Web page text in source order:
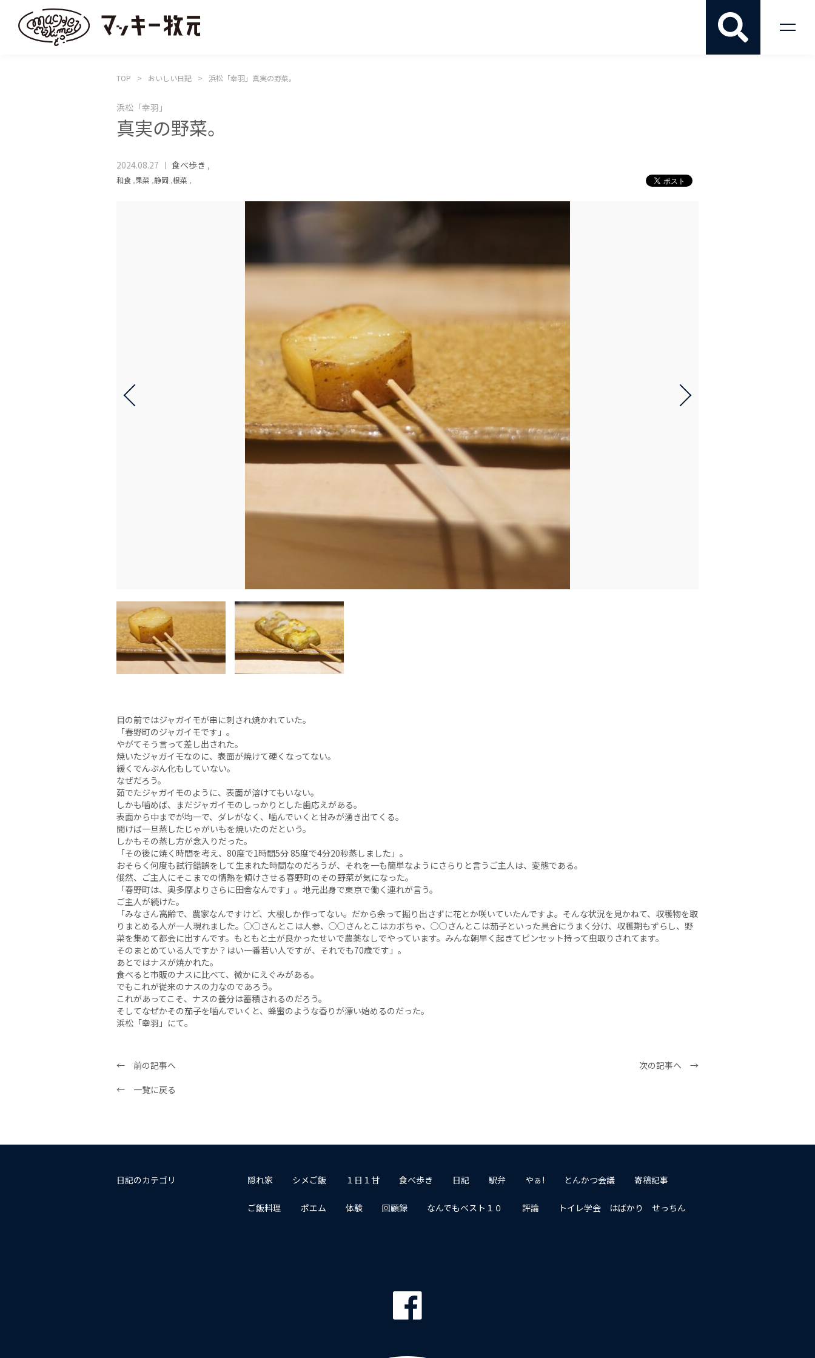
TOP おいしい日記 浜松「幸羽」真実の野菜。
浜松「幸羽」
真実の野菜。
2024.08.27 食べ歩き ,
和食 ,果菜 ,静岡 ,根菜 ,
目の前ではジャガイモが串に刺され焼かれていた。
「春野町のジャガイモです」。
やがてそう言って差し出された。
焼いたジャガイモなのに、表面が焼けて硬くなってない。
緩くでんぷん化もしていない。
なぜだろう。
茹でたジャガイモのように、表面が溶けてもいない。
しかも噛めば、まだジャガイモのしっかりとした歯応えがある。
表面から中までが均一で、ダレがなく、噛んでいくと甘みが湧き出てくる。
聞けば一旦蒸したじゃがいもを焼いたのだという。
しかもその蒸し方が念入りだった。
「その後に焼く時間を考え、80度で1時間5分 85度で4分20秒蒸しました」。
おそらく何度も試行錯誤をして生まれた時間なのだろうが、それを一も簡単なようにさらりと言うご主人は、変態である。
俄然、ご主人にそこまでの情熱を傾けさせる春野町のその野菜が気になった。
「春野町は、奥多摩よりさらに田舎なんです」。地元出身で東京で働く連れが言う。
ご主人が続けた。
「みなさん高齢で、農家なんですけど、大根しか作ってない。だから余って掘り出さずに花とか咲いていたんですよ。そんな状況を見かねて、収穫物を取
りまとめる人が一人現れました。○○さんとこは人参、○○さんとこはカボちゃ、○○さんとこは茄子といった具合にうまく分け、収穫期もずらし、野
菜を集めて都会に出すんです。もともと土が良かったせいで農薬なしでやっています。みんな朝早く起きてピンセット持って虫取りされてます。
そのまとめている人ですか？はい一番若い人ですが、それでも70歳です」。
あとではナスが焼かれた。
食べると市販のナスに比べて、微かにえぐみがある。
でもこれが従来のナスの力なのであろう。
これがあってこそ、ナスの養分は蓄積されるのだろう。
そしてなぜかその茄子を噛んでいくと、蜂蜜のような香りが漂い始めるのだった。
浜松「幸羽」にて。
← 前の記事へ
次の記事へ →
← 一覧に戻る
日記のカテゴリ 隠れ家 シメご飯 １日１甘 食べ歩き 日記 駅弁 やぁ! とんかつ会議 寄稿記事
ご飯料理 ポエム 体験 回顧録 なんでもベスト１０ 評論 トイレ学会 はばかり せっちん